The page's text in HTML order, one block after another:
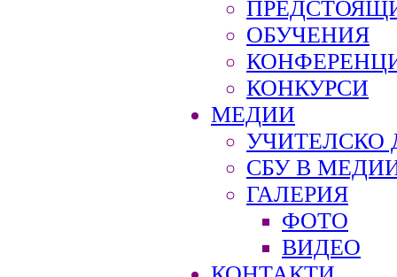
ОБУЧЕНИЯ
КОНКУРСИ
МЕДИИ
УЧИТЕЛСКО
СБУ В
ГАЛЕРИЯ
ФОТО
ВИДЕО